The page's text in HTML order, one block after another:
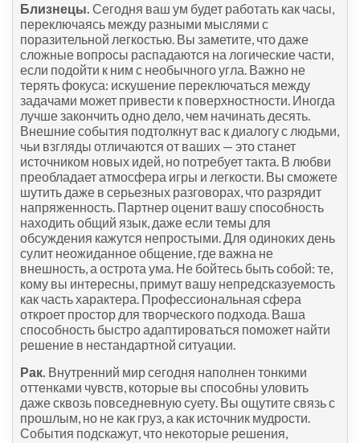
Близнецы. Сегодня ваш ум будет работать как часы,
переключаясь между разными мыслями с
поразительной легкостью. Вы заметите, что даже
сложные вопросы распадаются на логические части,
если подойти к ним с необычного угла. Важно не
терять фокуса: искушение переключаться между
задачами может привести к поверхностности. Иногда
лучше закончить одно дело, чем начинать десять.
Внешние события подтолкнут вас к диалогу с людьми,
чьи взгляды отличаются от ваших — это станет
источником новых идей, но потребует такта. В любви
преобладает атмосфера игры и легкости. Вы сможете
шутить даже в серьезных разговорах, что разрядит
напряженность. Партнер оценит вашу способность
находить общий язык, даже если темы для
обсуждения кажутся непростыми. Для одиноких день
сулит неожиданное общение, где важна не
внешность, а острота ума. Не бойтесь быть собой: те,
кому вы интересны, примут вашу непредсказуемость
как часть характера. Профессиональная сфера
откроет простор для творческого подхода. Ваша
способность быстро адаптироваться поможет найти
решение в нестандартной ситуации.
Рак. Внутренний мир сегодня наполнен тонкими
оттенками чувств, которые вы способны уловить
даже сквозь повседневную суету. Вы ощутите связь с
прошлым, но не как груз, а как источник мудрости.
События подскажут, что некоторые решения,